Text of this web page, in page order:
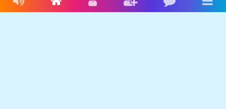
Livres audioAccueil ConnexionInscriptionBlog